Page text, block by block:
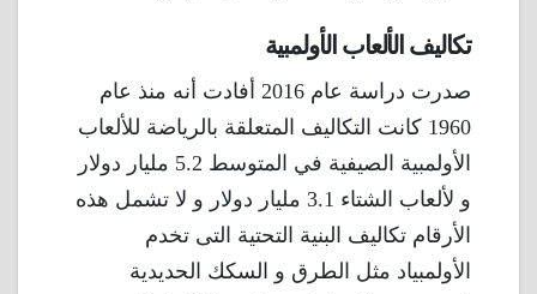
تكاليف الألعاب الأولمبية
صدرت دراسة عام 2016 أفادت أنه منذ عام
1960 كانت التكاليف المتعلقة بالرياضة للألعاب
الأولمبية الصيفية في المتوسط ​​5.2 مليار دولار
و لألعاب الشتاء 3.1 مليار دولار و لا تشمل هذه
الأرقام تكاليف البنية التحتية التى تخدم
الأولمبياد مثل الطرق و السكك الحديدية